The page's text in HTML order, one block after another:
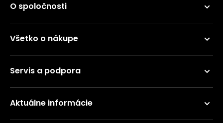
O spoločnosti
Všetko o nákupe
Servis a podpora
Aktuálne informácie